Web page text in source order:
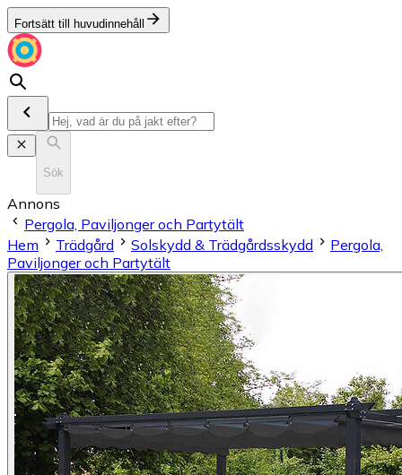
Fortsätt till huvudinnehåll
Sök
Annons
Pergola, Paviljonger och Partytält
Hem
Trädgård Solskydd & Trädgårdsskydd
Pergola,
Paviljonger och Partytält